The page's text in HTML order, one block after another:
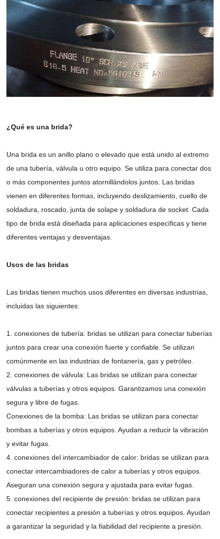
¿Qué es una brida?
Una brida es un anillo plano o elevado que está unido al extremo
de una tubería, válvula u otro equipo. Se utiliza para conectar dos
o más componentes juntos atornillándolos juntos. Las bridas
vienen en diferentes formas, incluyendo deslizamiento, cuello de
soldadura, roscado, junta de solape y soldadura de socket. Cada
tipo de brida está diseñada para aplicaciones específicas y tiene
diferentes ventajas y desventajas.
Usos de las bridas
Las bridas tienen muchos usos diferentes en diversas industrias,
incluidas las siguientes:
1. conexiones de tubería: bridas se utilizan para conectar tuberías
juntos para crear una conexión fuerte y confiable. Se utilizan
comúnmente en las industrias de fontanería, gas y petróleo.
2. conexiones de válvula: Las bridas se utilizan para conectar
válvulas a tuberías y otros equipos. Garantizamos una conexión
segura y libre de fugas.
Conexiones de la bomba: Las bridas se utilizan para conectar
bombas a tuberías y otros equipos. Ayudan a reducir la vibración
y evitar fugas.
4. conexiones del intercambiador de calor: bridas se utilizan para
conectar intercambiadores de calor a tuberías y otros equipos.
Aseguran una conexión segura y ajustada para evitar fugas.
5. conexiones del recipiente de presión: bridas se utilizan para
conectar recipientes a presión a tuberías y otros equipos. Ayudan
a garantizar la seguridad y la fiabilidad del recipiente a presión.